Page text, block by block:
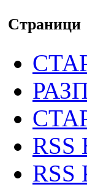
Страници
RSS
RSS